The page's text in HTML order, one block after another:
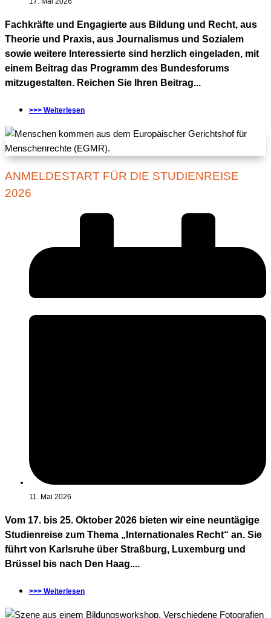
Fachkräfte und Engagierte aus Bildung und Recht, aus
Theorie und Praxis, aus Journalismus und Sozialem
sowie weitere Interessierte sind herzlich eingeladen, mit
einem Beitrag das Programm des Bundesforums
mitzugestalten. Reichen Sie Ihren Beitrag...
>>> Weiterlesen
ANMELDESTART FÜR DIE STUDIENREISE
2026
11. Mai 2026
Vom 17. bis 25. Oktober 2026 bieten wir eine neuntägige
Studienreise zum Thema „Internationales Recht“ an. Sie
führt von Karlsruhe über Straßburg, Luxemburg und
Brüssel bis nach Den Haag....
>>> Weiterlesen